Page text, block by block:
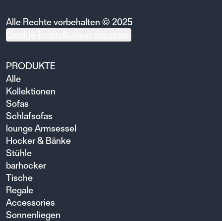
Alle Rechte vorbehalten © 2025
PRODUKTE
Alle
Kollektionen
Sofas
Schlafsofas
lounge Armsessel
Hocker & Bänke
Stühle
barhocker
Tische
Regale
Accessories
Sonnenliegen